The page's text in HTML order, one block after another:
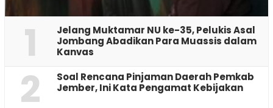
1
Jelang Muktamar NU ke-35, Pelukis Asal
Jombang Abadikan Para Muassis dalam
Kanvas
2
‎Soal Rencana Pinjaman Daerah Pemkab
Jember, Ini Kata Pengamat Kebijakan ‎